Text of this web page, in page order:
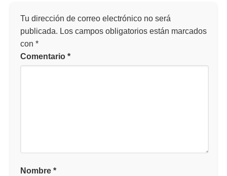
Tu dirección de correo electrónico no será
publicada. Los campos obligatorios están marcados
con *
Comentario *
Nombre *